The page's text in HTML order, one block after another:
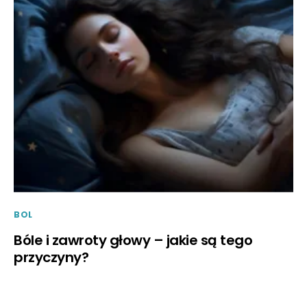
BOL
Bóle i zawroty głowy – jakie są tego
przyczyny?